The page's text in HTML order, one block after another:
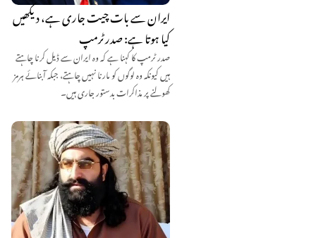
ایران سے بات چیت جاری ہے، دیکھیں
کیا ہوتا ہے: صدر ٹرمپ
صدر ٹرمپ کا کہنا ہے کہ وہ ایران سے ڈیل کرنا چاہتے
ہیں کیونکہ وہ لوگوں کو مارنا نہیں چاہتے، جبکہ آبنائے ہرمز
کھولنے پر مذاکرات بدستور جاری ہیں۔